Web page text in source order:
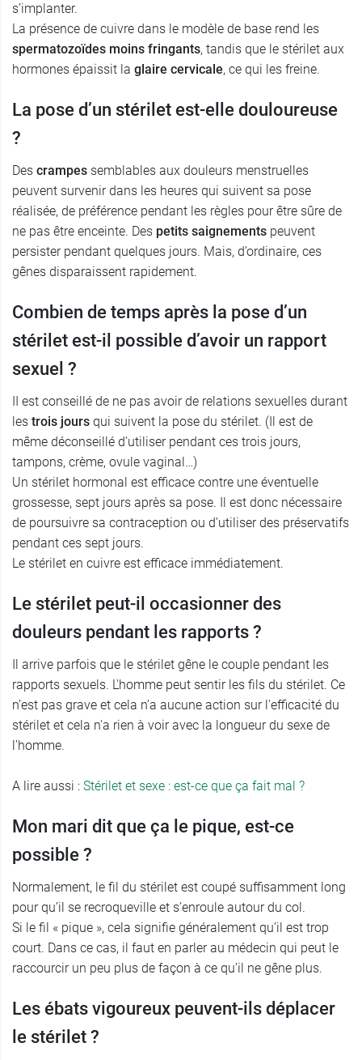
s’implanter.
La présence de cuivre dans le modèle de base rend les
spermatozoïdes moins fringants, tandis que le stérilet aux
hormones épaissit la glaire cervicale, ce qui les freine.
La pose d’un stérilet est-elle douloureuse
?
Des crampes semblables aux douleurs menstruelles
peuvent survenir dans les heures qui suivent sa pose
réalisée, de préférence pendant les règles pour être sûre de
ne pas être enceinte. Des petits saignements peuvent
persister pendant quelques jours. Mais, d’ordinaire, ces
gênes disparaissent rapidement.
Combien de temps après la pose d’un
stérilet est-il possible d’avoir un rapport
sexuel ?
II est conseillé de ne pas avoir de relations sexuelles durant
les trois jours qui suivent la pose du stérilet. (Il est de
même déconseillé d’utiliser pendant ces trois jours,
tampons, crème, ovule vaginal…)
Un stérilet hormonal est efficace contre une éventuelle
grossesse, sept jours après sa pose. Il est donc nécessaire
de poursuivre sa contraception ou d’utiliser des préservatifs
pendant ces sept jours.
Le stérilet en cuivre est efficace immédiatement.
Le stérilet peut-il occasionner des
douleurs pendant les rapports ?
Il arrive parfois que le stérilet gêne le couple pendant les
rapports sexuels. L'homme peut sentir les fils du stérilet. Ce
n’est pas grave et cela n’a aucune action sur l'efficacité du
stérilet et cela n'a rien à voir avec la longueur du sexe de
l’homme.
A lire aussi : Stérilet et sexe : est-ce que ça fait mal ?
Mon mari dit que ça le pique, est-ce
possible ?
Normalement, le fil du stérilet est coupé suffisamment long
pour qu’il se recroqueville et s’enroule autour du col.
Si le fil « pique », cela signifie généralement qu’il est trop
court. Dans ce cas, il faut en parler au médecin qui peut le
raccourcir un peu plus de façon à ce qu’il ne gêne plus.
Les ébats vigoureux peuvent-ils déplacer
le stérilet ?